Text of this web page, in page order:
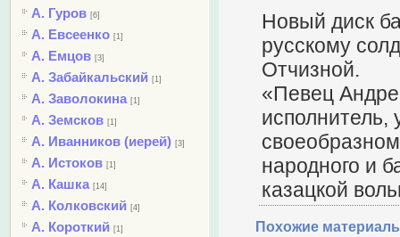
А. Гуров [6]
А. Евсеенко [1]
А. Емцов [3]
А. Забайкальский [1]
А. Заволокина [1]
А. Земсков [1]
А. Иванников (иерей) [3]
А. Истоков [1]
А. Кашка [14]
А. Колковский [4]
А. Короткий [1]
Новый диск
русскому
Отчизной.
«Певец
исполнитель,
народного и
казацкой
Похожие